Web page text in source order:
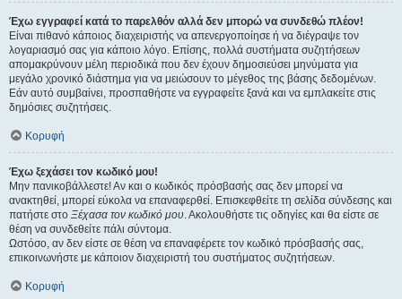
Έχω εγγραφεί κατά το παρελθόν αλλά δεν μπορώ να συνδεθώ πλέον!
Είναι πιθανό κάποιος διαχειριστής να απενεργοποίησε ή να διέγραψε τον
λογαριασμό σας για κάποιο λόγο. Επίσης, πολλά συστήματα συζητήσεων
απομακρύνουν μέλη περιοδικά που δεν έχουν δημοσιεύσει μηνύματα για
μεγάλο χρονικό διάστημα για να μειώσουν το μέγεθος της βάσης δεδομένων.
Εάν αυτό συμβαίνει, προσπαθήστε να εγγραφείτε ξανά και να εμπλακείτε στις
δημόσιες συζητήσεις.
Κορυφή
Έχω ξεχάσει τον κωδικό μου!
Μην πανικοβάλλεστε! Αν και ο κωδικός πρόσβασής σας δεν μπορεί να
ανακτηθεί, μπορεί εύκολα να επαναφερθεί. Επισκεφθείτε τη σελίδα σύνδεσης και
πατήστε στο Ξέχασα τον κωδικό μου. Ακολουθήστε τις οδηγίες και θα είστε σε
θέση να συνδεθείτε πάλι σύντομα.
Ωστόσο, αν δεν είστε σε θέση να επαναφέρετε τον κωδικό πρόσβασής σας,
επικοινωνήστε με κάποιον διαχειριστή του συστήματος συζητήσεων.
Κορυφή